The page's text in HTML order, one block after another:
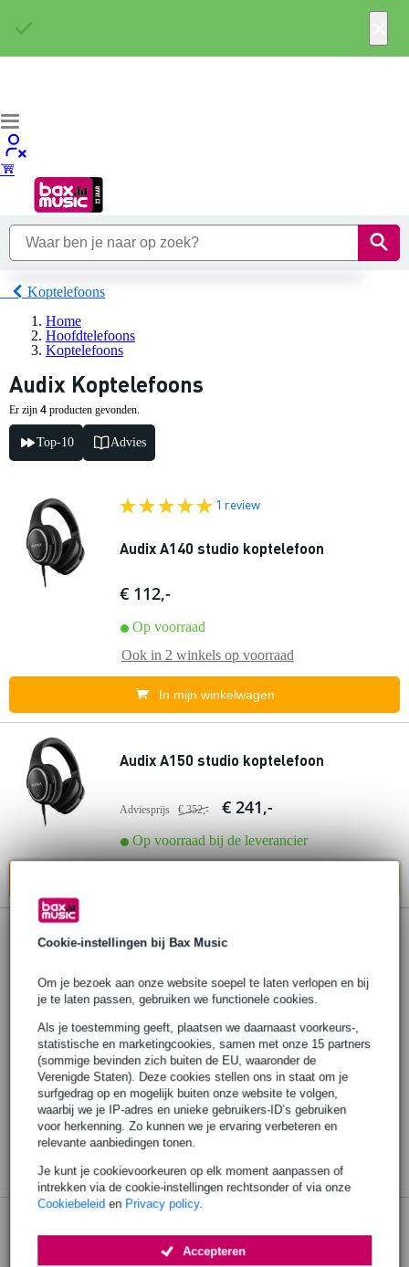
Cookie-instellingen bij Bax Music
Om je bezoek aan onze website soepel te laten verlopen en bij
je te laten passen, gebruiken we functionele cookies.
Als je toestemming geeft, plaatsen we daarnaast voorkeurs-,
statistische en marketingcookies, samen met onze 15 partners
(sommige bevinden zich buiten de EU, waaronder de
Verenigde Staten). Deze cookies stellen ons in staat om je
surfgedrag op en mogelijk buiten onze website te volgen,
waarbij we je IP-adres en unieke gebruikers-ID’s gebruiken
voor herkenning. Zo kunnen we je ervaring verbeteren en
relevante aanbiedingen tonen.
Je kunt je cookievoorkeuren op elk moment aanpassen of
intrekken via de cookie-instellingen rechtsonder of via onze
Cookiebeleid en Privacy policy.
Accepteren
Koptelefoons
Home
Hoofdtelefoons
Koptelefoons
Audix Koptelefoons
Er zijn 4 producten gevonden.
Top-10 Advies
1 review
Audix A140 studio koptelefoon
€ 112,-
Op voorraad
Ook in 2 winkels op voorraad
In mijn winkelwagen
Audix A150 studio koptelefoon
Adviesprijs € 352,- € 241,-
Op voorraad bij de leverancier
Audix A145 Extended Bass studio
koptelefoon